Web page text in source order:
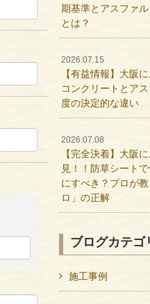
期基準とアスファ
とは？
2026.07.15
【有益情報】大阪
コンクリートとア
度の決定的な違い
2026.07.08
【完全決着】大阪
見！！防草シート
にすべき？プロが
ロ」の正解
ブログカテゴ
施工事例